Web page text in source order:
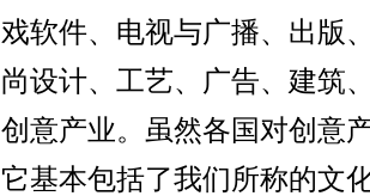
戏软件、电视与广播、出版
尚设计、工艺、广告、建筑
创意产业。虽然各国对创意
它基本包括了我们所称的文